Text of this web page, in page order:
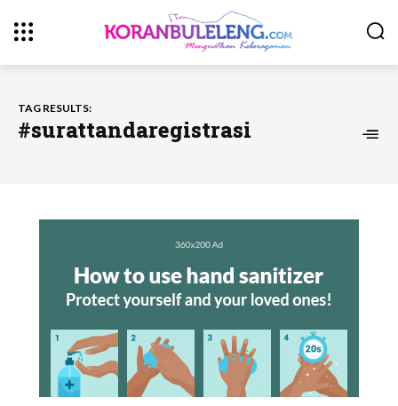
TAG RESULTS:
#surattandaregistrasi